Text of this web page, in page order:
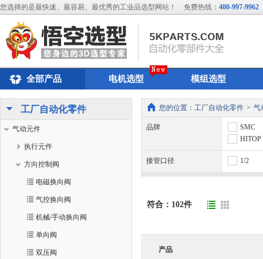
您选择的是最快速、最容易、最优秀的工业品选型网站！ 免费热线： 400-997-9962
全部产品 电机选型 模组选型
工厂自动化零件
气动元件
执行元件
方向控制阀
电磁换向阀
气控换向阀
机械/手动换向阀
单向阀
双压阀
您的位置： 工厂自动化零件 > 气
品牌
SMC
HITOP
接管口径 1/2
符合： 102件
产品